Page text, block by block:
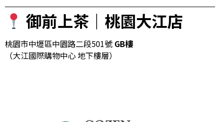
御前上茶｜桃園大江店
桃園市中壢區中園路二段501號 GB樓
（大江國際購物中心 地下樓層）